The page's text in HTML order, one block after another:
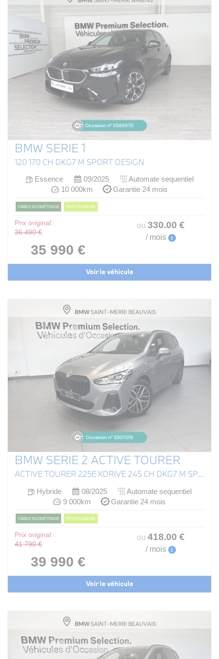
BMW SERIE 1
120 170 CH DKG7 M SPORT DESIGN
Essence 09/2025
Automate sequentiel
10 000km
Garantie 24 mois
FAIBLE KILOMÉTRAGE PRIX EN BAISSE
Prix original :
36 490 €
35 990 €
ou 330.00 €
/ mois i
Voir le véhicule
BMW SERIE 2 ACTIVE TOURER
ACTIVE TOURER 225E XDRIVE 245 CH DKG7 M SPORT
Hybride 08/2025
Automate sequentiel
9 000km
Garantie 24 mois
FAIBLE KILOMÉTRAGE PRIX EN BAISSE
Prix original :
41 790 €
39 990 €
ou 418.00 €
/ mois i
Voir le véhicule